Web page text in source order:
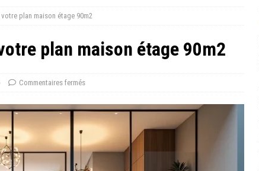
plan maison étage 90m2
plan maison étage 90m2
Commentaires fermés